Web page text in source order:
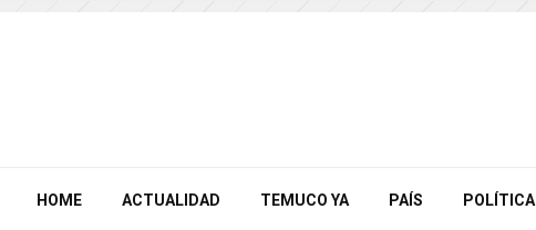
HOME ACTUALIDAD TEMUCO YA PAÍS POLÍTICA